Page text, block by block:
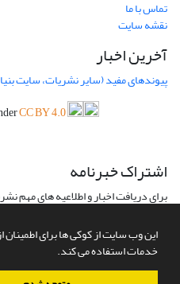
این وب سایت از کوکی ها برای اطمینان
خدمات استفاده می کند.
تماس با ما
نقشه سایت
آخرین اخبار
پیوندهای مفید (سایر نشریات، سایت
CC BY 4.0
اشتراک خبرنامه
برای دریافت اخبار و اطلاعیه های مهم